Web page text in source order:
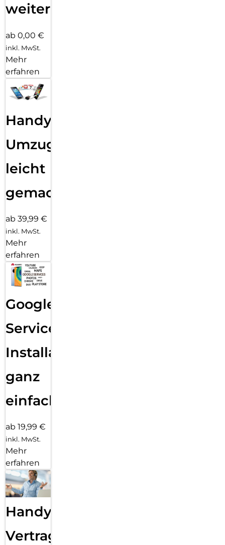
weiter
ab 0,00 €
inkl. MwSt.
Mehr
erfahren
Handy
Umzug
leicht
gemacht!
ab 39,99 €
inkl. MwSt.
Mehr
erfahren
Google
Services
Installation
ganz
einfach
ab 19,99 €
inkl. MwSt.
Mehr
erfahren
Handy
Vertragsabwicklung